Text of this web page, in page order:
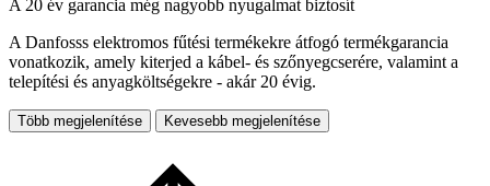
A 20 év garancia még nagyobb nyugalmat biztosít
A Danfosss elektromos fűtési termékekre átfogó termékgarancia
vonatkozik, amely kiterjed a kábel- és szőnyegcserére, valamint a
telepítési és anyagköltségekre - akár 20 évig.
Több megjelenítése Kevesebb megjelenítése